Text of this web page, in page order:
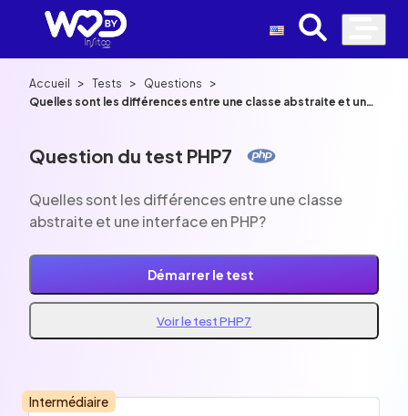
Accueil > Tests > Questions >
Quelles sont les différences entre une classe abstraite et une
Question du test PHP7
Quelles sont les différences entre une classe
abstraite et une interface en PHP?
Démarrer le test
Voir le test PHP7
Intermédiaire